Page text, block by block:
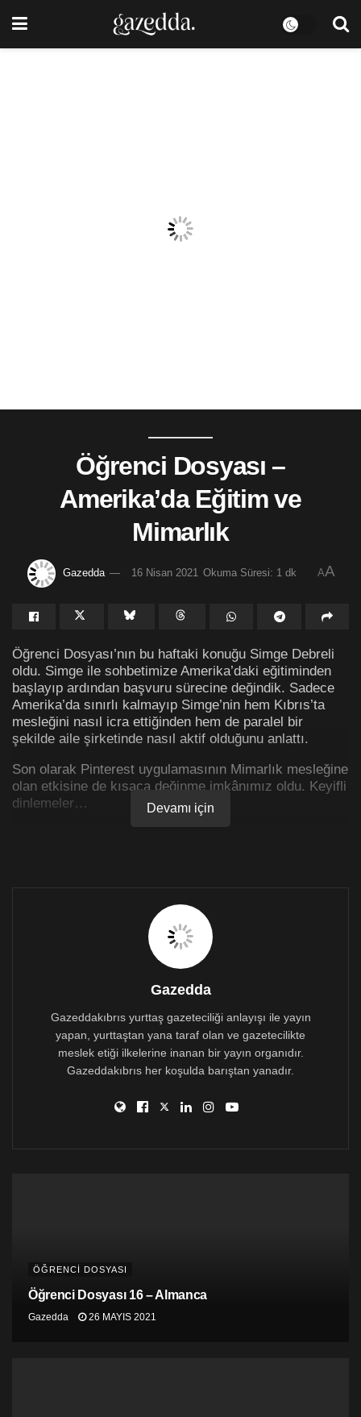
Öğrenci Dosyası –
Amerika’da Eğitim ve
Mimarlık
Gazedda 16 Nisan 2021 Okuma Süresi: 1 dk AA
Öğrenci Dosyası’nın bu haftaki konuğu Simge Debreli
oldu. Simge ile sohbetimize Amerika’daki eğitiminden
başlayıp ardından başvuru sürecine değindik. Sadece
Amerika’da sınırlı kalmayıp Simge’nin hem Kıbrıs’ta
mesleğini nasıl icra ettiğinden hem de paralel bir
şekilde aile şirketinde nasıl aktif olduğunu anlattı.
Son olarak Pinterest uygulamasının Mimarlık mesleğine
olan etkisine de kısaca değinme imkânımız oldu. Keyifli
dinlemeler…
Devamı için
Gazedda
Gazeddakıbrıs yurttaş gazeteciliği anlayışı ile yayın
yapan, yurttaştan yana taraf olan ve gazetecilikte
meslek etiği ilkelerine inanan bir yayın organıdır.
Gazeddakıbrıs her koşulda barıştan yanadır.
ÖĞRENCİ DOSYASI
Öğrenci Dosyası 16 – Almanca
Gazedda 26 MAYIS 2021